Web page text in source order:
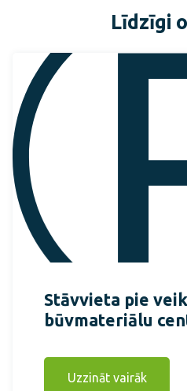
Līdzīgi
Stāvvieta pie
būvmateriālu
Uzzināt vairāk